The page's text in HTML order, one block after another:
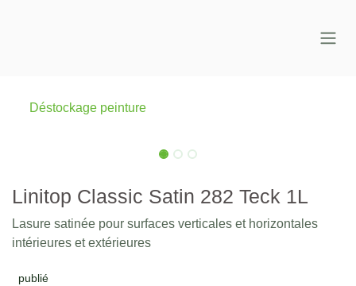
Déstockage peinture
Linitop Classic Satin 282 Teck 1L
Lasure satinée pour surfaces verticales et horizontales
intérieures et extérieures
publié